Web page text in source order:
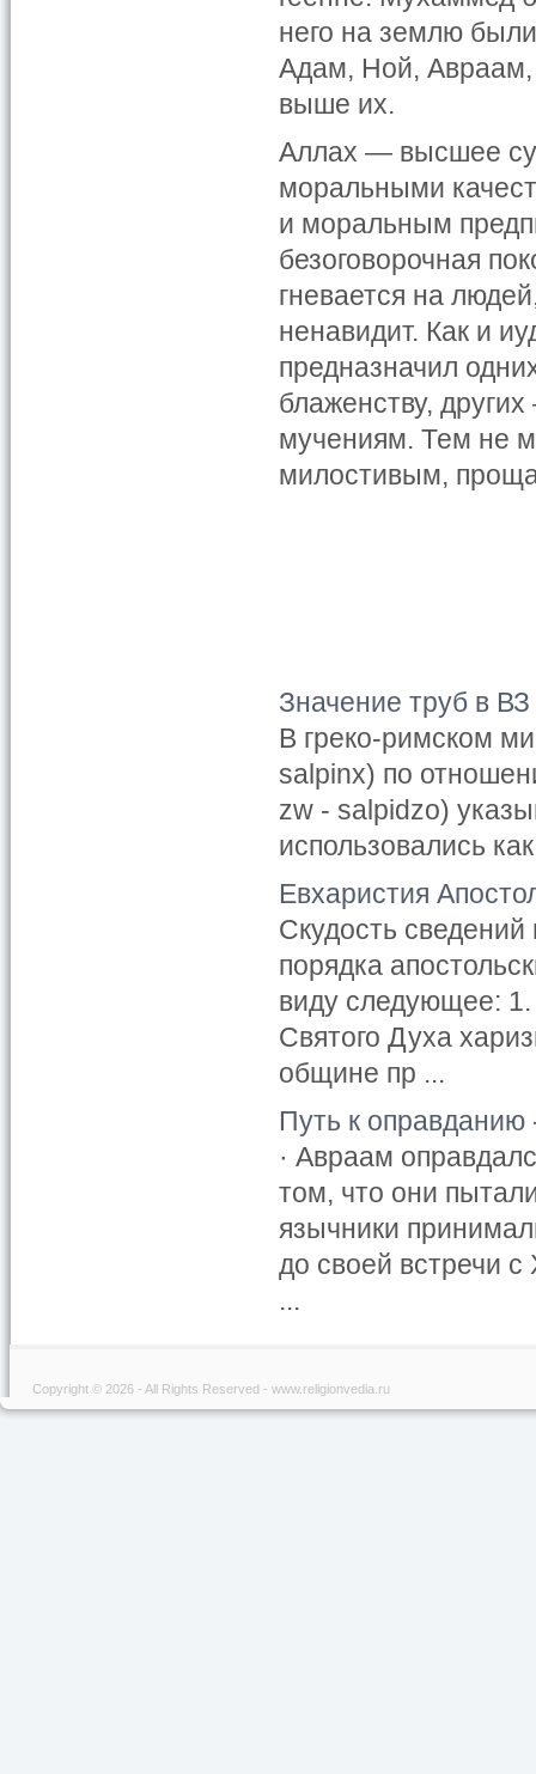
него на землю
Адам, Ной,
выше их.
Аллах — высшее
моральными
и моральным
безоговорочная
гневается на
ненавидит. Как и
предназначил
блаженству,
мучениям. Тем не
милостивым,
Значение труб в ВЗ
В греко-римском
salpinx) по
zw - salpidzo)
использовались
Евхаристия
Скудость
порядка
виду следующее:
Святого Духа
общине пр ...
Путь к оправданию
· Авраам
том, что они
язычники
до своей встречи
...
Copyright © 2026 - All Rights Reserved - www.religionvedia.ru